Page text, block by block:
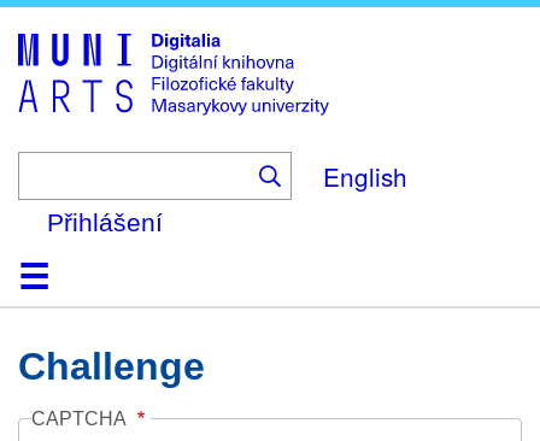
to
main
content
English
Přihlášení
DomůKolekce
Prohlížení
Vyhledávání
O platformě
Nápověda
KontaktDigitalia
Challenge
CAPTCHA